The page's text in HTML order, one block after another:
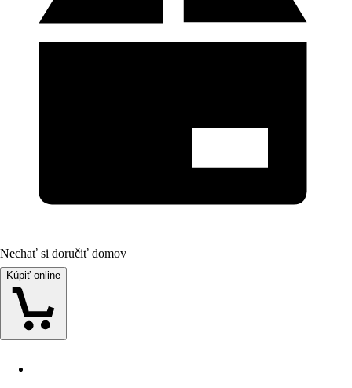
Nechať si doručiť domov
Kúpiť online